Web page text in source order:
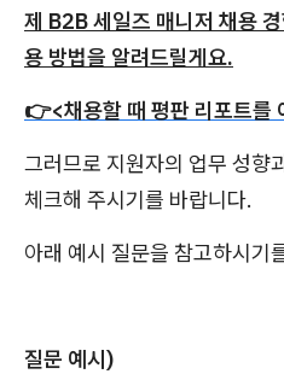
제 B2B 세일즈 매니저 채용
용 방법을 알려드릴게요.
👉<채용할 때 평판 리포트를
그러므로 지원자의 업무 성향
체크해 주시기를 바랍니다.
아래 예시 질문을 참고하시기
질문 예시)